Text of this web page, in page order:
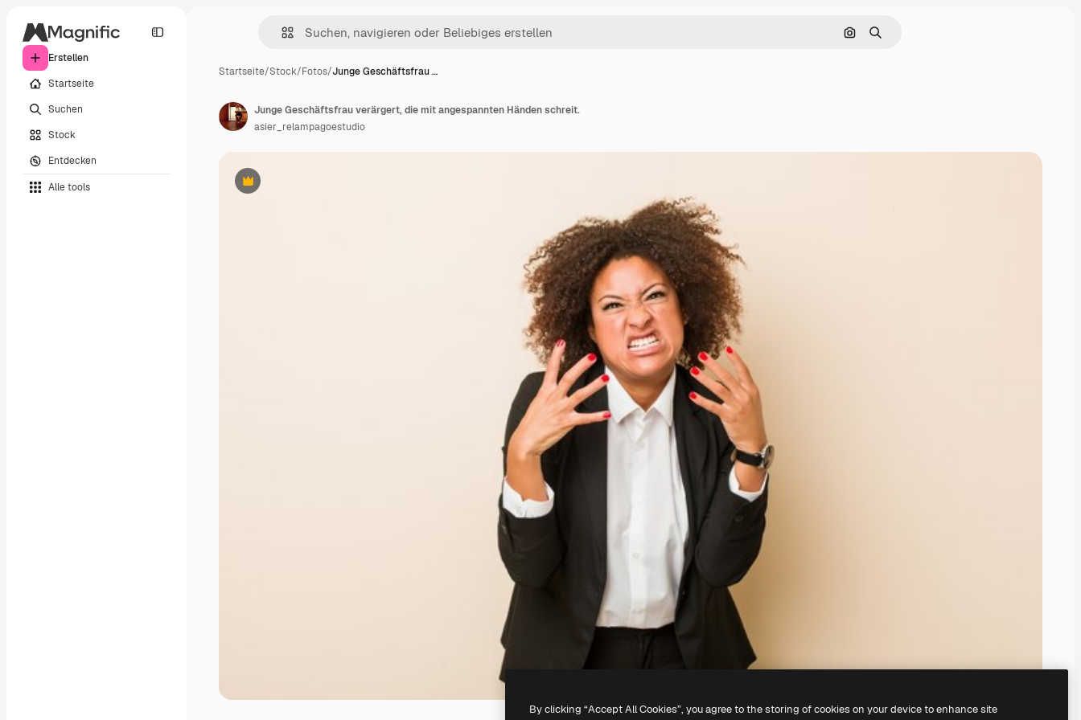
Erstellen
Startseite
Suchen
Stock
Entdecken
Alle tools
Nach Bild suchen
Suchen
Startseite/Stock/Fotos/Junge Geschäftsfrau …
Premium
Junge Geschäftsfrau verärgert, die mit angespannten Händen schreit.
asier_relampagoestudio
By clicking “Accept All Cookies”, you agree to the storing of cookies on your device to enhance site